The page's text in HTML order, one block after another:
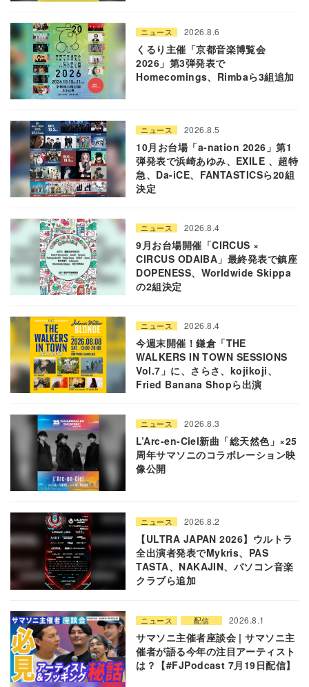
ニュース 2026.8.6
くるり主催「京都音楽博覧会
2026」第3弾発表で
Homecomings、Rimbaら3組追加
ニュース 2026.8.5
10月お台場「a-nation 2026」第1
弾発表で浜崎あゆみ、EXILE 、超特
急、Da-iCE、FANTASTICSら20組
決定
ニュース 2026.8.4
9月お台場開催「CIRCUS ×
CIRCUS ODAIBA」最終発表で鎮座
DOPENESS、Worldwide Skippa
の2組決定
ニュース 2026.8.4
今週末開催！鎌倉「THE
WALKERS IN TOWN SESSIONS
Vol.7」に、さらさ、kojikoji、
Fried Banana Shopら出演
ニュース 2026.8.3
L’Arc-en-Ciel新曲「総天然色」×25
周年サマソニのコラボレーション映
像公開
ニュース 2026.8.2
【ULTRA JAPAN 2026】ウルトラ
全出演者発表でMykris、PAS
TASTA、NAKAJIN、パソコン音楽
クラブら追加
ニュース 配信 2026.8.1
サマソニ主催者座談会 | サマソニ主
催者が語る今年の注目アーティスト
は？【#FJPodcast 7月19日配信】